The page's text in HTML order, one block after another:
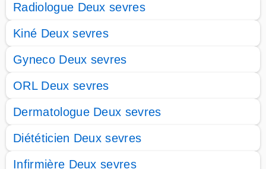
Radiologue Deux sevres
Kiné Deux sevres
Gyneco Deux sevres
ORL Deux sevres
Dermatologue Deux sevres
Diététicien Deux sevres
Infirmière Deux sevres